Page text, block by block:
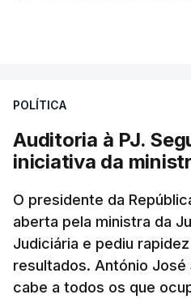
apreendido numa operação
POLÍTICA
Auditoria à PJ.
iniciativa da
O presidente da
aberta pela ministra da
Judiciária e pediu
resultados. António José
cabe a todos os que